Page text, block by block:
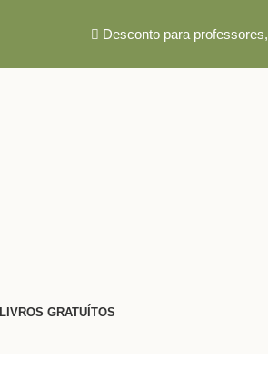
Desconto para professores,
LIVROS GRATUÍTOS